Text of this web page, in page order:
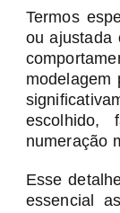
Termos
ou ajustada
modelagem
escolhido,
numeração
Esse
essencial